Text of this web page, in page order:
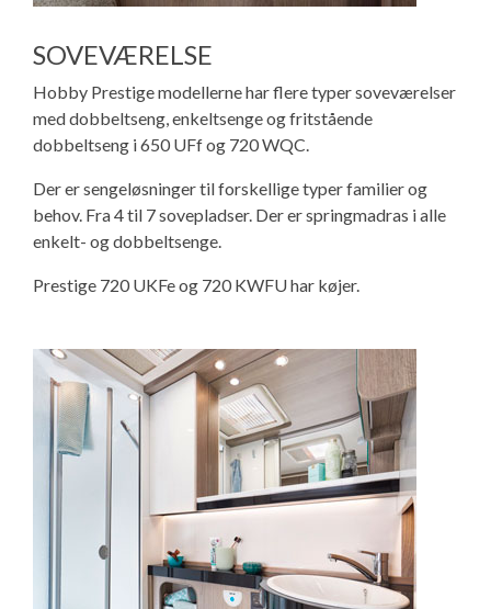
SOVEVÆRELSE
Hobby Prestige modellerne har flere typer soveværelser
med dobbeltseng, enkeltsenge og fritstående
dobbeltseng i 650 UFf og 720 WQC.
Der er sengeløsninger til forskellige typer familier og
behov. Fra 4 til 7 sovepladser. Der er springmadras i alle
enkelt- og dobbeltsenge.
Prestige 720 UKFe og 720 KWFU har køjer.